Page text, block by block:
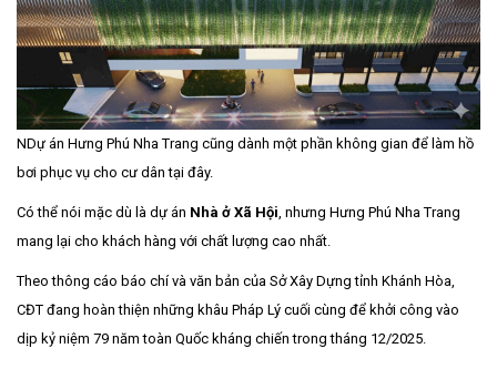
NDự án Hưng Phú Nha Trang cũng dành một phần không gian để làm hồ
bơi phục vụ cho cư dân tại đây.
Có thể nói mặc dù là dự án Nhà ở Xã Hội, nhưng Hưng Phú Nha Trang
mang lại cho khách hàng với chất lượng cao nhất.
Theo thông cáo báo chí và văn bản của Sở Xây Dựng tỉnh Khánh Hòa,
CĐT đang hoàn thiện những khâu Pháp Lý cuối cùng để khởi công vào
dịp kỷ niệm 79 năm toàn Quốc kháng chiến trong tháng 12/2025.